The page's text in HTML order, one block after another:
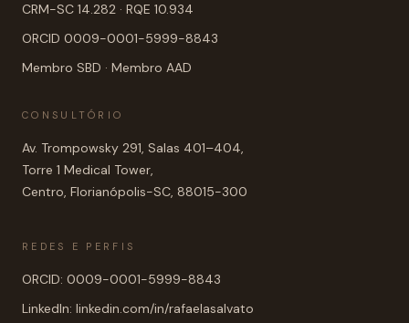
CRM-SC 14.282 · RQE 10.934
ORCID 0009-0001-5999-8843
Membro SBD · Membro AAD
CONSULTÓRIO
Av. Trompowsky 291, Salas 401–404,
Torre 1 Medical Tower,
Centro, Florianópolis-SC, 88015-300
REDES E PERFIS
ORCID: 0009-0001-5999-8843
LinkedIn: linkedin.com/in/rafaelasalvato